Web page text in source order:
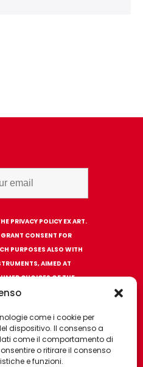
come i cookie per
dispositivo. Il consenso a
come il comportamento di
o ritirare il consenso
e funzioni.
PRIVACY POLICY EX ART.
CONSENT FOR
PURPOSES ALSO WITH
AIMED AT
CHOICES OF THE